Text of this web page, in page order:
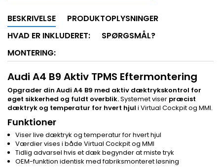
BESKRIVELSE
PRODUKTOPLYSNINGER
HVAD ER INKLUDERET:
SPØRGSMÅL?
MONTERING:
Audi A4 B9 Aktiv TPMS Eftermontering
Opgrader din Audi A4 B9 med aktiv dæktrykskontrol for
øget sikkerhed og fuldt overblik.Systemet viser præcist
dæktryk og temperatur for hvert hjul i Virtual Cockpit og MMI.
Funktioner
Viser live dæktryk og temperatur for hvert hjul
Værdier vises i både Virtual Cockpit og MMI
Tidlig advarsel hvis et dæk begynder at miste tryk
OEM-funktion identisk med fabriksmonteret løsning